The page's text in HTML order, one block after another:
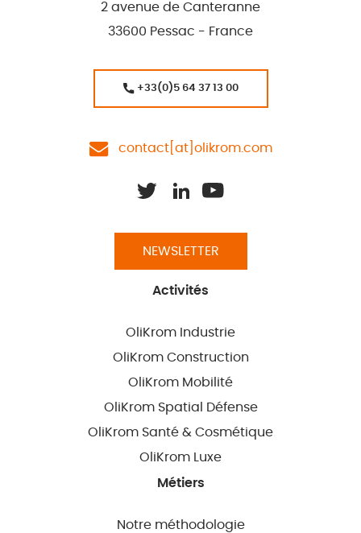
2 avenue de Canteranne
33600 Pessac - France
+33(0)5 64 37 13 00
contact[at]olikrom.com
NEWSLETTER
Activités
OliKrom Industrie
OliKrom Construction
OliKrom Mobilité
OliKrom Spatial Défense
OliKrom Santé & Cosmétique
OliKrom Luxe
Métiers
Notre méthodologie